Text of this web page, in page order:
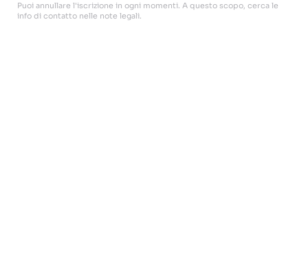
Puoi annullare l'iscrizione in ogni momenti. A questo scopo, cerca le
info di contatto nelle note legali.